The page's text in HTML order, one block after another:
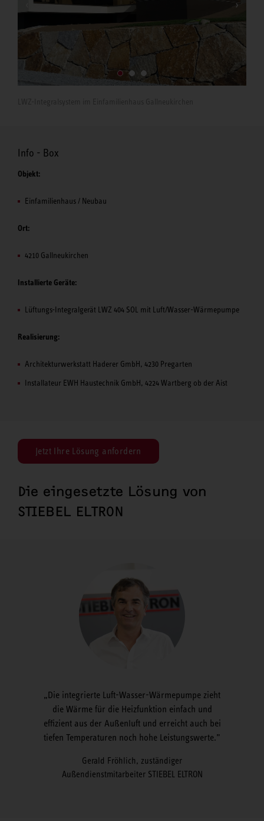
Info - Box
Objekt:
Einfamilienhaus / Neubau
Ort:
4210 Gallneukirchen
Installierte Geräte:
Lüftungs-Integralgerät LWZ 404 SOL mit Luft/Wasser-Wärmepumpe
Realisierung:
Architekturwerkstatt Haderer GmbH, 4230 Pregarten
Installateur EWH Haustechnik GmbH, 4224 Wartberg ob der Aist
Jetzt Ihre Lösung anfordern
Die eingesetzte Lösung von
STIEBEL ELTRON
Die integrierte Luft-Wasser-Wärmepumpe zieht
die Wärme für die Heizfunktion einfach und
effizient aus der Außenluft und erreicht auch bei
tiefen Temperaturen noch hohe Leistungswerte.
Gerald Fröhlich, zuständiger
Außendienstmitarbeiter STIEBEL ELTRON